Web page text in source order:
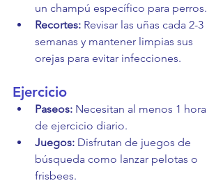
un champú específico para perros.
Recortes: Revisar las uñas cada 2-3
semanas y mantener limpias sus
orejas para evitar infecciones.
Ejercicio
Paseos: Necesitan al menos 1 hora
de ejercicio diario.
Juegos: Disfrutan de juegos de
búsqueda como lanzar pelotas o
frisbees.